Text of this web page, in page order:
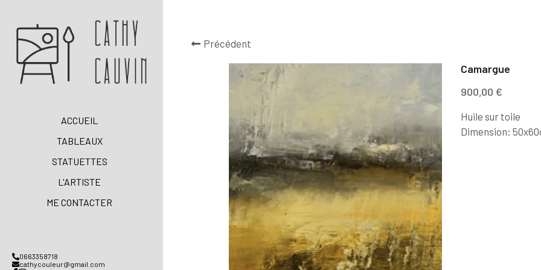
ACCUEIL
TABLEAUX
STATUETTES
L'ARTISTE
ME CONTACTER
0663358718
cathycouleur@gmail.com
Précédent
Camargue
900,00 €
Huile sur toile
Dimension: